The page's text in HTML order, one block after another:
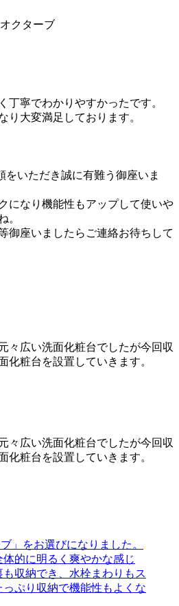
クターブ
丁寧でわかりやすかったです。
り大変満足しております。
いただき誠に有難う御座いま
になり機能性もアップして使いや
。
御座いましたらご連絡お待ちして
々広い洗面化粧台でしたが今回収
化粧台を設置していきます。
々広い洗面化粧台でしたが今回収
化粧台を設置していきます。